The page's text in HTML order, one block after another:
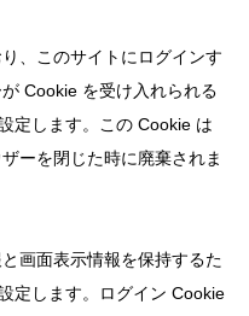
、このサイトにログインす
Cookie を受け入れられる
定します。この Cookie は
ーを閉じた時に廃棄されま
画面表示情報を保持するた
定します。ログイン Cookie